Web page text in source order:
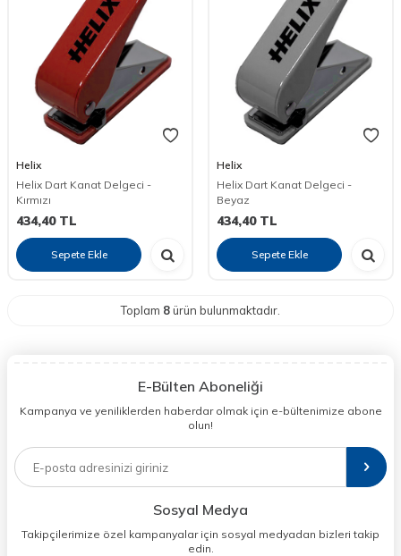
Helix
Helix Dart Kanat Delgeci -
Kırmızı
434,40TL
Sepete Ekle
Helix
Helix Dart Kanat Delgeci -
Beyaz
434,40TL
Sepete Ekle
Toplam 8ürün bulunmaktadır.
E-Bülten Aboneliği
Kampanya ve yeniliklerden haberdar olmak için e-bültenimize abone
olun!
Sosyal Medya
Takipçilerimize özel kampanyalar için sosyal medyadan bizleri takip
edin.